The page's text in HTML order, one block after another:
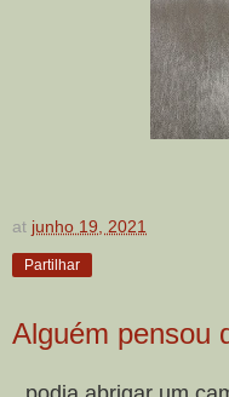
at junho 19, 2021
Partilhar
Alguém pensou